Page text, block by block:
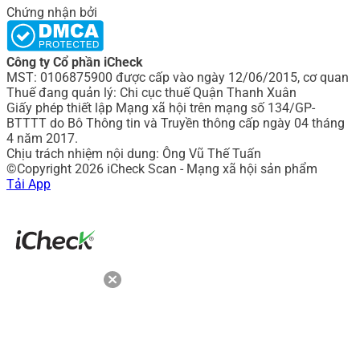
Chứng nhận bởi
Công ty Cổ phần iCheck
MST: 0106875900 được cấp vào ngày 12/06/2015, cơ quan
Thuế đang quản lý: Chi cục thuế Quận Thanh Xuân
Giấy phép thiết lập Mạng xã hội trên mạng số 134/GP-
BTTTT do Bô Thông tin và Truyền thông cấp ngày 04 tháng
4 năm 2017.
Chịu trách nhiệm nội dung: Ông Vũ Thế Tuấn
©Copyright 2026 iCheck Scan - Mạng xã hội sản phẩm
Tải App